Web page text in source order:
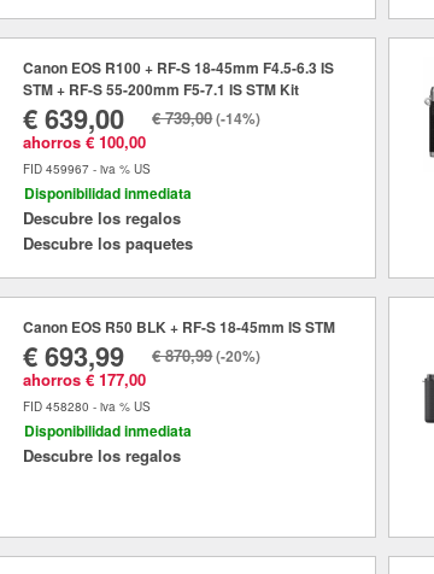
Canon EOS R100 + RF-S 18-45mm F4.5-6.3 IS
STM + RF-S 55-200mm F5-7.1 IS STM Kit
€ 639,00
ahorros € 100,00
€ 739,00(-14%)
FID 459967 - iva % US
Disponibilidad inmediata
Descubre los regalos
Descubre los paquetes
Canon EOS R50 BLK + RF-S 18-45mm IS STM
€ 693,99
ahorros € 177,00
€ 870,99(-20%)
FID 458280 - iva % US
Disponibilidad inmediata
Descubre los regalos